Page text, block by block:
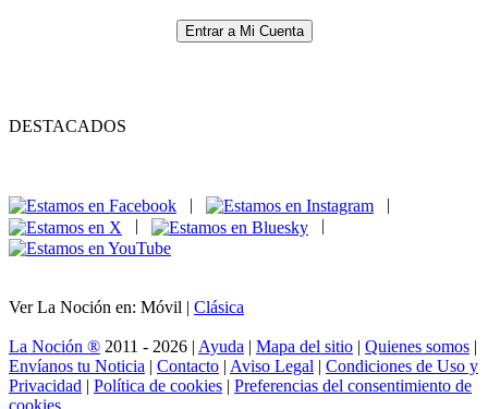
Entrar a Mi Cuenta
DESTACADOS
|
|
|
|
Ver La Noción en: Móvil | Clásica
La Noción ® 2011 - 2026 | Ayuda | Mapa del sitio | Quienes somos |
Envíanos tu Noticia | Contacto | Aviso Legal | Condiciones de Uso y
Privacidad | Política de cookies | Preferencias del consentimiento de
cookies